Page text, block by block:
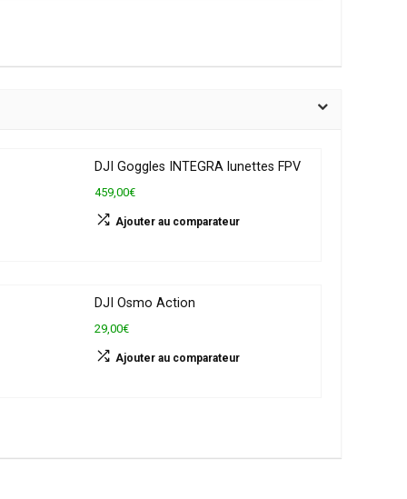
DJI Goggles INTEGRA lunettes FPV
459,00€
Ajouter au comparateur
DJI Osmo Action
29,00€
Ajouter au comparateur